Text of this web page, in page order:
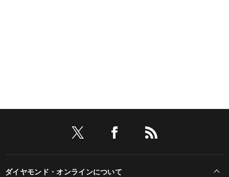
ダイヤモンド・オンラインについて